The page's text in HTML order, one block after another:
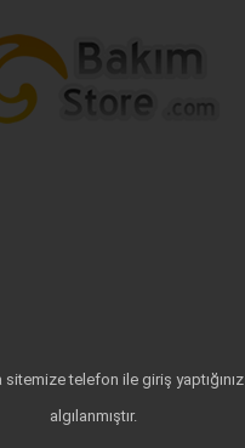
sitemize telefon ile giriş yaptığınız
algılanmıştır.